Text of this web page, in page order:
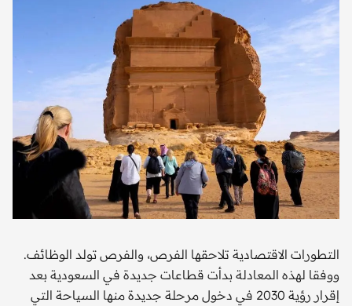
التطورات الاقتصادية تلاحقها الفرص، والفرص تولد الوظائف.
ووفقا لهذه المعادلة بدأت قطاعات جديدة في السعودية بعد
إقرار رؤية 2030 في دخول مرحلة جديدة منها السياحة التي